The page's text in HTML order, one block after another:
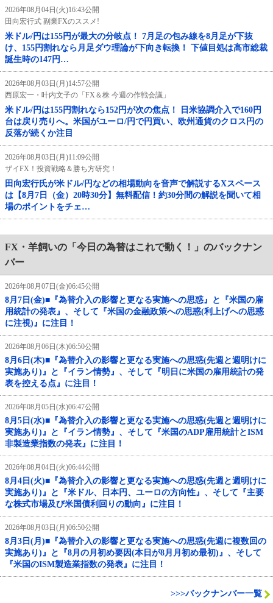
2026年08月04日(火)16:43公開
田向宏行式 副業FXのススメ!
米ドル/円は155円が最大の分岐点！ 7月足の包み線を8月足が下抜
け、155円割れなら月足ダウ理論が下向き転換！ 下値目処は高市総裁
誕生時の147円…
2026年08月03日(月)14:57公開
西原宏一・叶内文子の「FX＆株 今週の作戦会議」
米ドル/円は155円割れなら152円が次の焦点！ 日米協調介入で160円
台は戻り売りへ。米国がユーロ/円で円買い、欧州通貨のクロス円の
反落が続くか注目
2026年08月03日(月)11:09公開
ザイFX！投資戦略＆勝ち方研究！
田向宏行氏が米ドル/円などの相場動向を音声で解説するXスペース
は【8月7日（金）20時30分】無料配信！約30分間の解説を聞いて相
場のポイントをチェ…
FX・羊飼いの「今日の為替はこれで動く！」のバックナン
バー
2026年08月07日(金)06:45公開
8月7日(金)■『為替介入の影響と更なる実施への思惑』と『米国の雇
用統計の発表』、そして『米国の金融政策への思惑(利上げへの思惑
に注視)』に注目！
2026年08月06日(木)06:50公開
8月6日(木)■『為替介入の影響と更なる実施への思惑(先週と週明けに
実施あり)』と『イラン情勢』、そして『明日に米国の雇用統計の発
表を控える点』に注目！
2026年08月05日(水)06:47公開
8月5日(水)■『為替介入の影響と更なる実施への思惑(先週と週明けに
実施あり)』と『イラン情勢』、そして『米国のADP雇用統計とISM
非製造業指数の発表』に注目！
2026年08月04日(火)06:44公開
8月4日(火)■『為替介入の影響と更なる実施への思惑(先週と週明けに
実施あり)』と『米ドル、日本円、ユーロの方向性』、そして『主要
な株式市場及び米国債利回りの動向』に注目！
2026年08月03日(月)06:50公開
8月3日(月)■『為替介入の影響と更なる実施への思惑(先週に複数回の
実施あり)』と『8月の月初め要因(本日が8月月初め最初)』、そして
『米国のISM製造業指数の発表』に注目！
>>>バックナンバー一覧